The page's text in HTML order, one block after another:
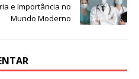
e Importância no
Mundo Moderno